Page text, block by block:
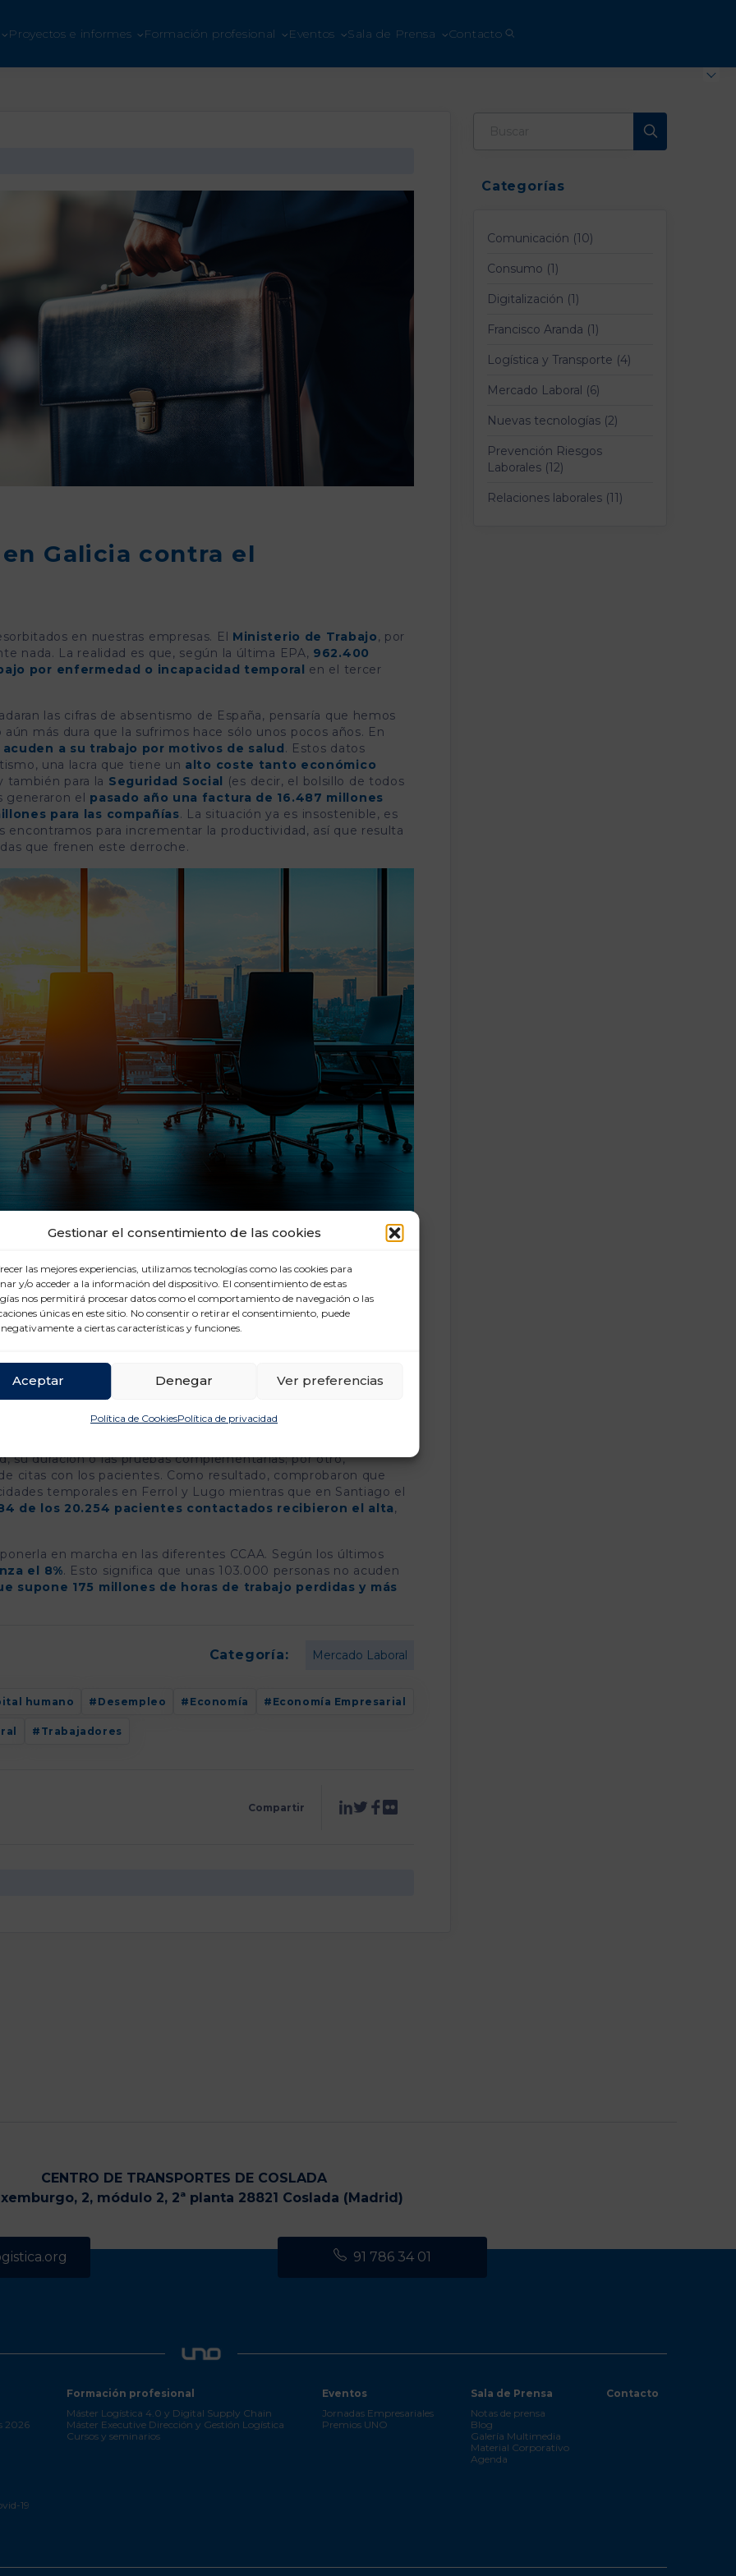
Gestionar el consentimiento de las cookies
las mejores experiencias, utilizamos tecnologías como las cookies para
y/o acceder a la información del dispositivo. El consentimiento de estas
nos permitirá procesar datos como el comportamiento de navegación o las
únicas en este sitio. No consentir o retirar el consentimiento, puede
a ciertas características y funciones.
Aceptar Denegar Ver preferencias
Política de CookiesPolítica de privacidad
Proyectos e informes Formación profesional Eventos Sala de Prensa Contacto
A UNO LOGÍSTICA Hazte socio
Galicia contra el
en nuestras empresas. El Ministerio de Trabajo, por
nada. La realidad es que, según la última EPA, 962.400
por enfermedad o incapacidad temporal en el tercer
las cifras de absentismo de España, pensaría que hemos
más dura que la sufrimos hace sólo unos pocos años. En
acuden a su trabajo por motivos de salud. Estos datos
una lacra que tiene un alto coste tanto económico
también para la Seguridad Social (es decir, el bolsillo de todos
generaron el pasado año una factura de 16.487 millones
para las compañías. La situación ya es insostenible, es
encontramos para incrementar la productividad, así que resulta
que frenen este derroche.
compartida con las mutuasde las dolencias más
dos objetivos:reducir el absentismoydesbloquear el
bueno para todos.
Ruedaha puesto en marcha una buena práctica con
especial de
citadas por la inspección entre junio y diciembre,
temporal no estaba justificada.
Caamaño
que funcionaron como experiencia piloto. Por un lado, estos
ofrecieron
su duración o las pruebas complementarias; por otro,
citas con los pacientes. Como resultado, comprobaron que
temporales en Ferrol y Lugo mientras que en Santiago el
de los 20.254 pacientes contactados recibieron el alta,
en marcha en las diferentes CCAA. Según los últimos
el 8%. Esto significa que unas 103.000 personas no acuden
supone 175 millones de horas de trabajo perdidas y más
Categoría: Mercado Laboral
humano Desempleo Economía Economía Empresarial
Trabajadores
Compartir
Categorías
Comunicación (10)
Consumo (1)
Digitalización (1)
Francisco Aranda (1)
Logística y Transporte (4)
Mercado Laboral (6)
Nuevas tecnologías (2)
Prevención Riesgos
Laborales (12)
Relaciones laborales (11)
CENTRO DE TRANSPORTES DE COSLADA
2, módulo 2, 2ª planta 28821 Coslada (Madrid)
91 786 34 01
2026
19
Formación profesional
Máster Logística 4.0 y Digital Supply Chain
Máster Executive Dirección y Gestión Logística
Cursos y seminarios
Eventos
Jornadas Empresariales
Premios UNO
Sala de Prensa
Notas de prensa
Blog
Galería Multimedia
Material Corporativo
Agenda
Contacto